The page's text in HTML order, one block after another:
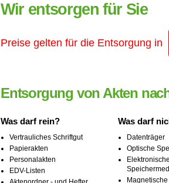
Wir entsorgen für Sie
Preise gelten für die Entsorgung in
Entsorgung von Akten
Was darf rein?
Vertrauliches Schriftgut
Papierakten
Personalakten
EDV-Listen
Was darf
Datenträger
Optische
Elektronische
Magnetische